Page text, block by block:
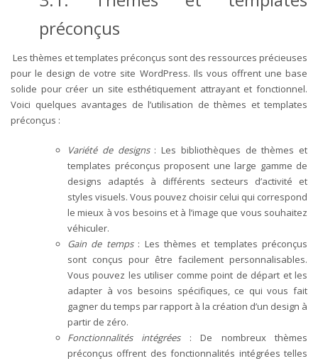
préconçus
Les thèmes et templates préconçus sont des ressources précieuses
pour le design de votre site WordPress. Ils vous offrent une base
solide pour créer un site esthétiquement attrayant et fonctionnel.
Voici quelques avantages de l’utilisation de thèmes et templates
préconçus :
Variété de designs: Les bibliothèques de thèmes et
templates préconçus proposent une large gamme de
designs adaptés à différents secteurs d’activité et
styles visuels. Vous pouvez choisir celui qui correspond
le mieux à vos besoins et à l’image que vous souhaitez
véhiculer.
Gain de temps: Les thèmes et templates préconçus
sont conçus pour être facilement personnalisables.
Vous pouvez les utiliser comme point de départ et les
adapter à vos besoins spécifiques, ce qui vous fait
gagner du temps par rapport à la création d’un design à
partir de zéro.
Fonctionnalités intégrées: De nombreux thèmes
préconçus offrent des fonctionnalités intégrées telles